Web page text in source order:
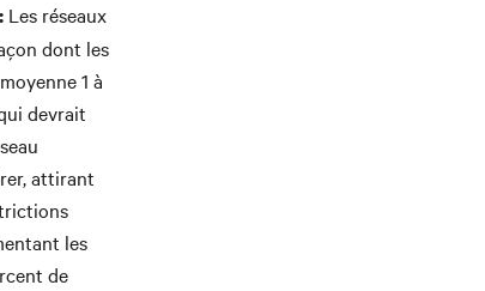
Les réseaux
dont les
1 à
devrait
attirant
les
de